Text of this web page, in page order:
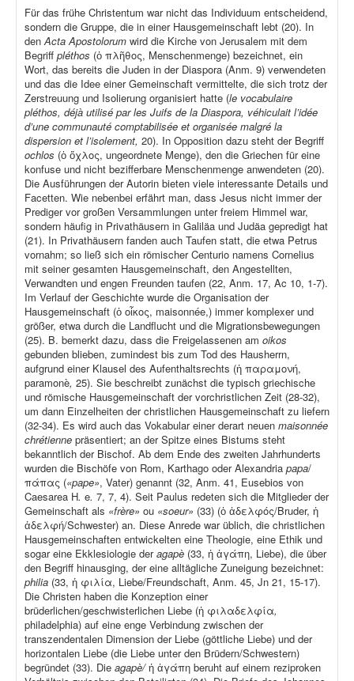
Für das frühe Christentum war nicht das Individuum entscheidend,
sondern die Gruppe, die in einer Hausgemeinschaft lebt (20). In
denActa Apostolorum wird die Kirche von Jerusalem mit dem
Begriff pléthos (ὁ πλῆθος, Menschenmenge) bezeichnet, ein
Wort, das bereits die Juden in der Diaspora (Anm. 9) verwendeten
und das die Idee einer Gemeinschaft vermittelte, die sich trotz der
Zerstreuung und Isolierung organisiert hatte (le vocabulaire
pléthos, déjà utilisé par les Juifs de la Diaspora, véhiculait l’idée
d’une communauté comptabilisée et organisée malgré la
dispersion et l’isolement, 20). In Opposition dazu steht der Begriff
ochlos (ὁ ὄχλος, ungeordnete Menge), den die Griechen für eine
konfuse und nicht bezifferbare Menschenmenge anwendeten (20).
Die Ausführungen der Autorin bieten viele interessante Details und
Facetten. Wie nebenbei erfährt man, dass Jesus nicht immer der
Prediger vor großen Versammlungen unter freiem Himmel war,
sondern häufig in Privathäusern in Galiläa und Judäa gepredigt hat
(21). In Privathäusern fanden auch Taufen statt, die etwa Petrus
vornahm; so ließ sich ein römischer Centurio namens Cornelius
mit seiner gesamten Hausgemeinschaft, den Angestellten,
Verwandten und engen Freunden taufen (22, Anm. 17, Ac 10, 1-7).
Im Verlauf der Geschichte wurde die Organisation der
Hausgemeinschaft (ὁ οἶκος, maisonnée,) immer komplexer und
größer, etwa durch die Landflucht und die Migrationsbewegungen
(25). B. bemerkt dazu, dass die Freigelassenen am oikos
gebunden blieben, zumindest bis zum Tod des Hausherrn,
aufgrund einer Klausel des Aufenthaltsrechts (ἡ παραμονή,
paramonè, 25). Sie beschreibt zunächst die typisch griechische
und römische Hausgemeinschaft der vorchristlichen Zeit (28-32),
um dann Einzelheiten der christlichen Hausgemeinschaft zu liefern
(32-34). Es wird auch das Vokabular einer derart neuen maisonnée
chrétienne präsentiert; an der Spitze eines Bistums steht
bekanntlich der Bischof. Ab dem Ende des zweiten Jahrhunderts
wurden die Bischöfe von Rom, Karthago oder Alexandria papa/
πάπας («pape», Vater) genannt (32, Anm. 41, Eusebios von
Caesarea H. e. 7, 7, 4). Seit Paulus redeten sich die Mitglieder der
Gemeinschaft als «frère» ou «soeur» (33) (ὁ ἀδελφός/Bruder, ἡ
ἀδελφή/Schwester) an. Diese Anrede war üblich, die christlichen
Hausgemeinschaften entwickelten eine Theologie, eine Ethik und
sogar eine Ekklesiologie deragapè (33, ἡ ἀγάπη, Liebe), die über
den Begriff hinausging, der eine alltägliche Zuneigung bezeichnet:
philia (33, ἡ φιλία, Liebe/Freundschaft, Anm. 45, Jn 21, 15-17).
Die Christen haben die Konzeption einer
brüderlichen/geschwisterlichen Liebe (ἡ φιλαδελφία,
philadelphia) auf eine enge Verbindung zwischen der
transzendentalen Dimension der Liebe (göttliche Liebe) und der
horizontalen Liebe (die Liebe unter den Brüdern/Schwestern)
begründet (33). Die agapè/ἡ ἀγάπη beruht auf einem reziproken